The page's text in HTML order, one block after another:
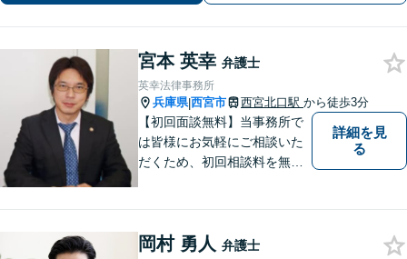
宮本 英幸 弁護士
英幸法律事務所
兵庫県|西宮市 西宮北口駅 から徒歩3分
【初回面談無料】当事務所で
は皆様にお気軽にご相談いた
だくため、初回相談料を無料
女問題／建築問題など、貴方
詳細を見
る
岡村 勇人 弁護士